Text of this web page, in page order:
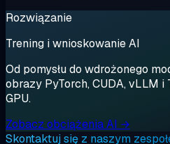
Rozwiązanie
Trening i wnioskowanie AI
Od pomysłu do wdrożonego
obrazy PyTorch, CUDA, vLLM
GPU.
Zobacz obciążenia AI →
Skontaktuj się z naszym